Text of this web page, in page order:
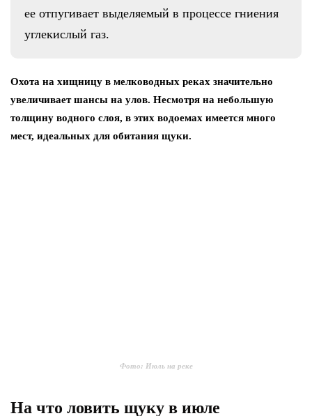
ее отпугивает выделяемый в процессе гниения
углекислый газ.
Охота на хищницу в мелководных реках значительно
увеличивает шансы на улов. Несмотря на небольшую
толщину водного слоя, в этих водоемах имеется много
мест, идеальных для обитания щуки.
Фото: Июль на реке
На что ловить щуку в июле